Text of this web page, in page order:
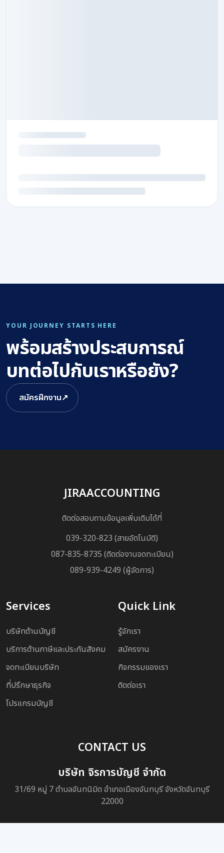
YOUR JOURNEY STARTS HERE
พร้อมสร้างประสบการณ์
บทต่อไปกับเราหรือยัง?
สมัครฝึกงาน↗
JIRAACCOUNTING
ติดต่อสอบถามข้อมูลเพิ่มเติมได้ที่
039-320-823 (สายอัตโนมัติ)
087-835-8735 (ติดต่องานจดทะเบียน)
089-939-4249 (ผู้จัดการ)
Services
บริษัทด้านบัญชี
บริการด้านภาษีและประกันสังคม
จดทะเบียนบริษัท
ที่ปรึกษาธุรกิจ
โปรแกรมบัญชี
Quick Link
รู้จักเรา
สมัครงาน
กิจกรรมของเรา
ติดต่อเรา
CONTACT US
บริษัท จิรการบัญชี จำกัด
31/69 หมู่ 7 ตำบลจันทนิมิต อำเภอเมืองจันทบุรี จังหวัดจันทบุรี
22000